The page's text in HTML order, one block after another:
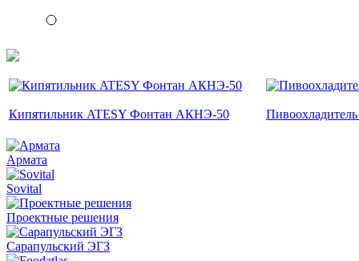
Кипятильник ATESY Фонтан АКНЭ-50
Армата
Sovital
Проектные решения
Сарапульский ЭГЗ